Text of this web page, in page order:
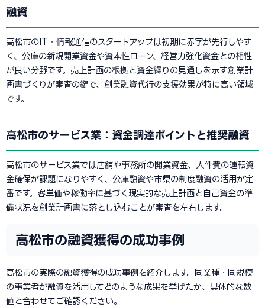
融資
高松市のIT・情報通信のスタートアップは初期に赤字が先行しやす
く、公庫の新規開業資金や資本性ローン、経営力強化資金との相性
が良い分野です。売上計画の根拠と資金繰りの見通しを示す創業計
画書づくりが審査の鍵で、創業融資代行の支援効果が特に高い領域
です。
高松市のサービス業：資金調達ポイントと推奨融資
高松市のサービス業では店舗や事務所の開業資金、人件費の運転資
金確保が課題になりやすく、公庫融資や市県の制度融資の活用が定
番です。客単価や稼働率に基づく現実的な売上計画と自己資金の準
備状況を創業計画書に落とし込むことが審査を左右します。
高松市の融資獲得の成功事例
高松市の実際の融資獲得の成功事例を紹介します。同業種・同規模
の事業者が融資を活用してどのような成果を挙げたか、具体的な数
値と合わせてご確認ください。